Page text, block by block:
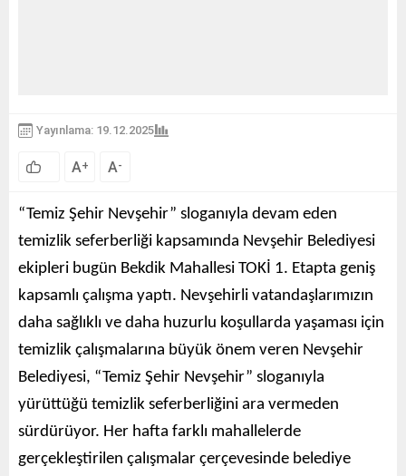
Yayınlama: 19.12.2025
A+ A-
“Temiz Şehir Nevşehir” sloganıyla devam eden
temizlik seferberliği kapsamında Nevşehir Belediyesi
ekipleri bugün Bekdik Mahallesi TOKİ 1. Etapta geniş
kapsamlı çalışma yaptı. Nevşehirli vatandaşlarımızın
daha sağlıklı ve daha huzurlu koşullarda yaşaması için
temizlik çalışmalarına büyük önem veren Nevşehir
Belediyesi, “Temiz Şehir Nevşehir” sloganıyla
yürüttüğü temizlik seferberliğini ara vermeden
sürdürüyor. Her hafta farklı mahallelerde
gerçekleştirilen çalışmalar çerçevesinde belediye